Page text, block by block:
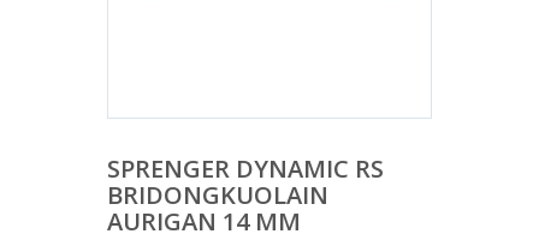
SPRENGER DYNAMIC RS
BRIDONGKUOLAIN
AURIGAN 14 MM